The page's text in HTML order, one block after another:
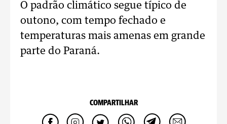
O padrão climático segue típico de
outono, com tempo fechado e
temperaturas mais amenas em grande
parte do Paraná.
COMPARTILHAR